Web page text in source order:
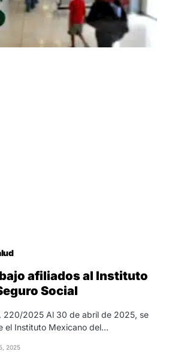
afiliados al Instituto
Social
220/2025 Al 30 de abril de 2025, se
el Instituto Mexicano del…
2025